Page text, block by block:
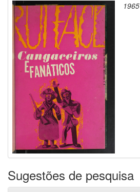
1965
Sugestões de pesquisa